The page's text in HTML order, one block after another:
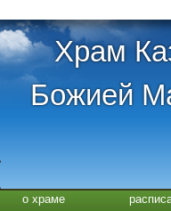
Храм
Божией
о храме